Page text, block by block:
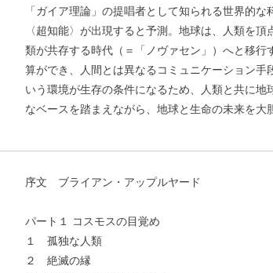
「ガイア理論」の提唱者として知られる世界的
〈超知能〉が出現すると予測。地球は、人類を
類が共存する時代（＝「ノヴァセン」）へと移
算ができ、人間とは異なるコミュニケーション
いう環境が生存の条件になるため、人類と共に
なベースを踏まえながら、地球と生命の未来を大
序文 ブライアン・アップルヤード
パート１ コスモスの目覚め
１ 孤独な人類
２ 絶滅の縁